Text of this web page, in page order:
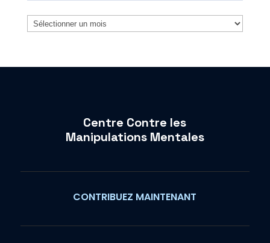
Archives
Centre Contre les
Manipulations Mentales
CONTRIBUEZ MAINTENANT